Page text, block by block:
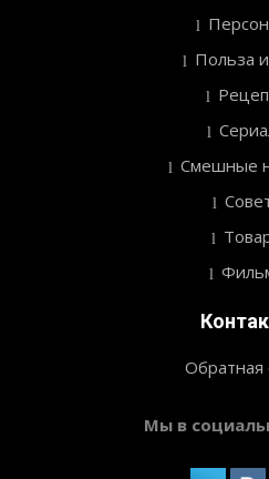
Польза
Смешные
Обратная
Мы в